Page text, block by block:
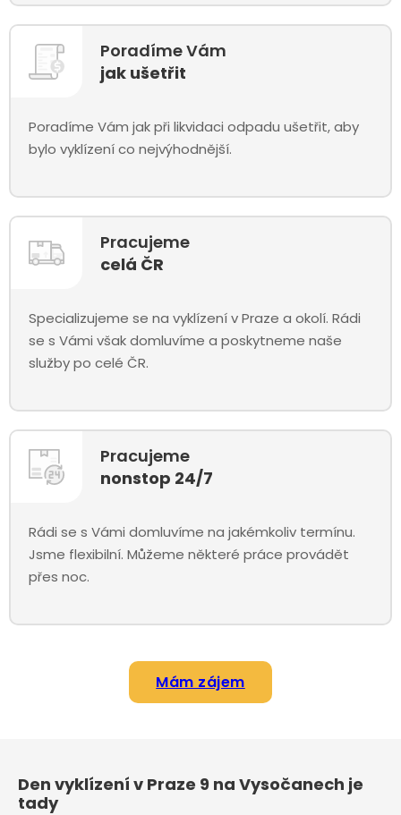
Poradíme Vám
jak ušetřit
Poradíme Vám jak při likvidaci odpadu ušetřit, aby
bylo vyklízení co nejvýhodnější.
Pracujeme
celá ČR
Specializujeme se na vyklízení v Praze a okolí. Rádi
se s Vámi však domluvíme a poskytneme naše
služby po celé ČR.
Pracujeme
nonstop 24/7
Rádi se s Vámi domluvíme na jakémkoliv termínu.
Jsme flexibilní. Můžeme některé práce provádět
přes noc.
Mám zájem
Den vyklízení v Praze 9 na Vysočanech je
tady